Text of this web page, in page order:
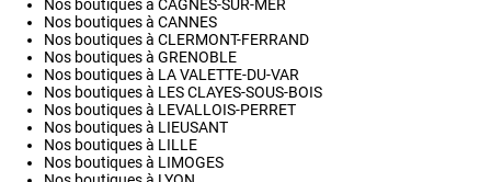
Nos boutiques à CAGNES-SUR-MER
Nos boutiques à CANNES
Nos boutiques à CLERMONT-FERRAND
Nos boutiques à GRENOBLE
Nos boutiques à LA VALETTE-DU-VAR
Nos boutiques à LES CLAYES-SOUS-BOIS
Nos boutiques à LEVALLOIS-PERRET
Nos boutiques à LIEUSANT
Nos boutiques à LILLE
Nos boutiques à LIMOGES